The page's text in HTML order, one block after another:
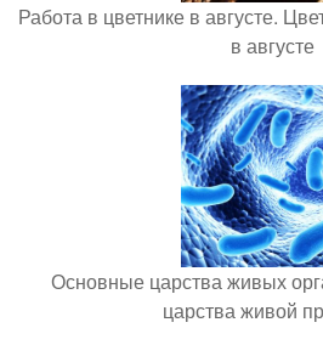
Работа в цветнике в августе.
в августе
Основные царства живых
царства живой